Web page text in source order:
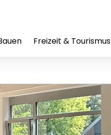
Freizeit & Tourismus